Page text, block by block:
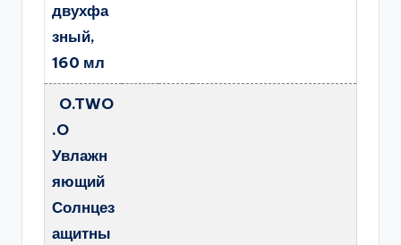
двухфа
зный,
160 мл
O.TWO
.O
Увлажн
яющий
Солнцез
ащитны